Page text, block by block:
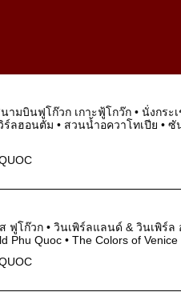
ามบินฟูโก๊วก เกาะฟู้โกว๊ก • นั่งกระ
ลฮอนตัม • สวนน้ำอควาโทเปีย • ซั
ฟูโก๊วก • วินเพิร์ลแลนด์ & วินเพิร์ล
Phu Quoc • The Colors of Venice